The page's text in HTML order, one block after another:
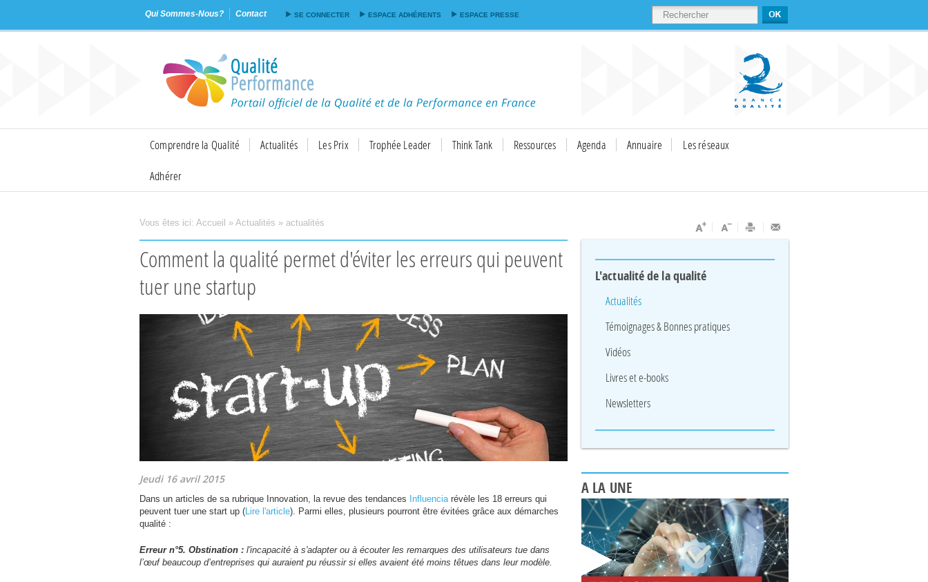
contenu
principal
Qui Sommes-Nous? Contact SE CONNECTER ESPACE ADHÉRENTS ESPACE PRESSE RECHERCHER
Comprendre la Qualité Actualités Les Prix Trophée Leader Think Tank Ressources Agenda Annuaire
Les réseaux
Adhérer
Vous êtes ici: Accueil » Actualités » actualités
Comment la qualité permet d'éviter les erreurs qui peuvent
tuer une startup
Jeudi 16 avril 2015
Dans un articles de sa rubrique Innovation, la revue des tendances Influencia révèle les 18 erreurs qui
peuvent tuer une start up (Lire l'article). Parmi elles, plusieurs pourront être évitées grâce aux démarches
qualité :
Erreur n°5. Obstination : l'incapacité à s'adapter ou à écouter les remarques des utilisateurs tue dans
l’œuf beaucoup d’entreprises qui auraient pu réussir si elles avaient été moins têtues dans leur modèle.
L'actualité de la qualité
Actualités
Témoignages & Bonnes pratiques
Vidéos
Livres et e-books
Newsletters
A LA UNE